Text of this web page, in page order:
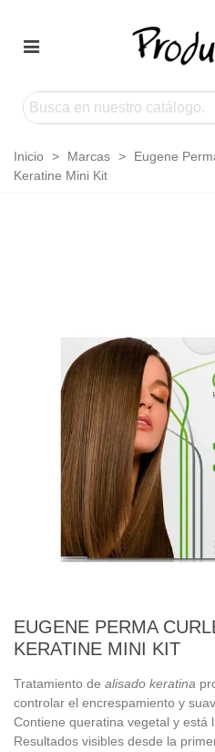
Inicio > Marcas > Eugene
Keratine Mini Kit
EUGENE PERMA
KERATINE MINI KIT
Tratamiento de alisado keratina
controlar el encrespamiento y
Contiene queratina vegetal y está
Resultados visibles desde la